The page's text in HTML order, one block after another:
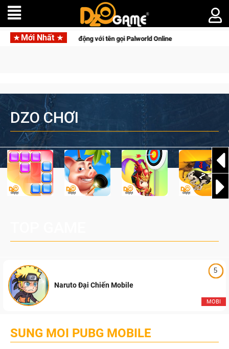
Mới Nhất
tồn lên di động với tên gọi Palworld Online
DZO CHƠI
5
MOBI
Naruto Đại Chiến Mobile
SUNG MOI PUBG MOBILE